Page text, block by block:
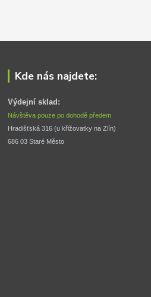
Kde nás najdete:
Výdejní sklad:
Návštěva pouze po dohodě předem
Hradišťská 316 (u křižovatky na Zlín)
686 03 Staré Město